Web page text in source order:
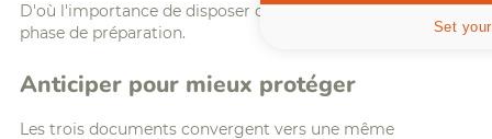
D'où l'importance de disposer d'informations fiables dès la
phase de préparation.
Anticiper pour mieux protéger
Les trois documents convergent vers une même
Set